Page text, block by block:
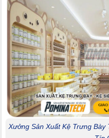
Xưởng Sản Xuất Kệ Trưng Bày